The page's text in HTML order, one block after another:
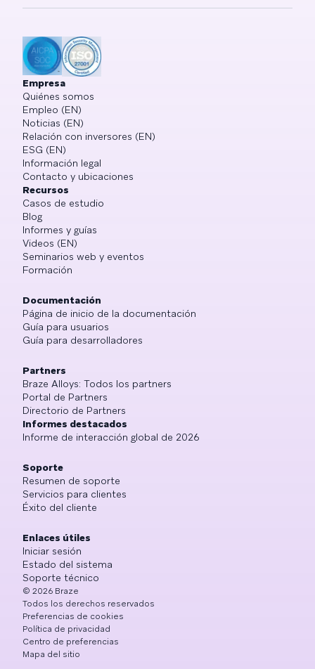
Empresa
Quiénes somos
Empleo (EN)
Noticias (EN)
Relación con inversores (EN)
ESG (EN)
Información legal
Contacto y ubicaciones
Recursos
Casos de estudio
Blog
Informes y guías
Videos (EN)
Seminarios web y eventos
Formación
Documentación
Página de inicio de la documentación
Guía para usuarios
Guía para desarrolladores
Partners
Braze Alloys: Todos los partners
Portal de Partners
Directorio de Partners
Informes destacados
Informe de interacción global de 2026
Soporte
Resumen de soporte
Servicios para clientes
Éxito del cliente
Enlaces útiles
Iniciar sesión
Estado del sistema
Soporte técnico
© 2026 Braze
Todos los derechos reservados
Preferencias de cookies
Política de privacidad
Centro de preferencias
Mapa del sitio